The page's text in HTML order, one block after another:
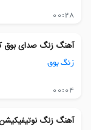
00:28
آهنگ زنگ صدای بوق
زنگ بوق
00:04
آهنگ زنگ نوتیفیکیشن